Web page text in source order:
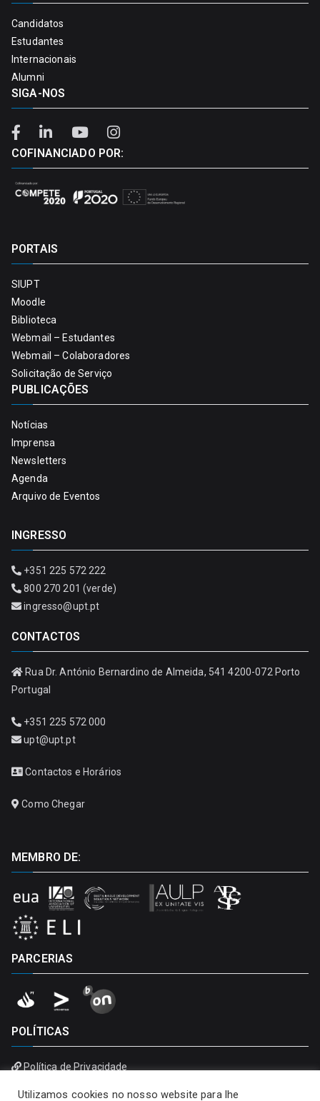
Candidatos
Estudantes
Internacionais
Alumni
SIGA-NOS
COFINANCIADO POR:
PORTAIS
SIUPT
Moodle
Biblioteca
Webmail – Estudantes
Webmail – Colaboradores
Solicitação de Serviço
PUBLICAÇÕES
Notícias
Imprensa
Newsletters
Agenda
Arquivo de Eventos
INGRESSO
+351 225 572 222
800 270 201 (verde)
ingresso@upt.pt
CONTACTOS
Rua Dr. António Bernardino de Almeida, 541 4200-072 Porto
Portugal
+351 225 572 000
upt@upt.pt
Contactos e Horários
Como Chegar
MEMBRO DE:
PARCERIAS
POLÍTICAS
Política de Privacidade
Utilizamos cookies no nosso website para lhe